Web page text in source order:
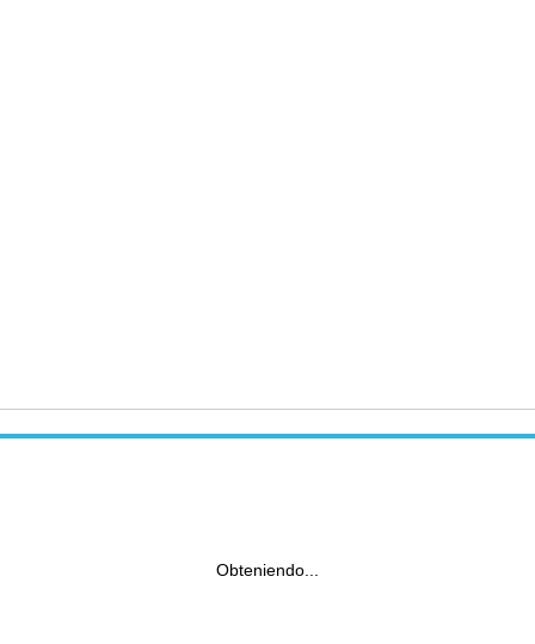
Obteniendo...